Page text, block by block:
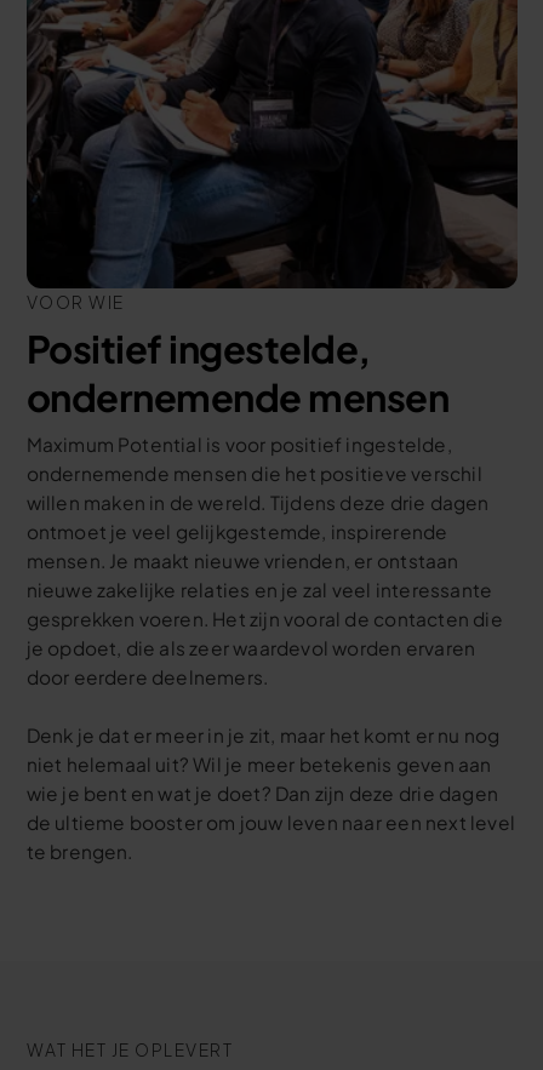
VOOR WIE
Positief ingestelde,
ondernemende mensen
Maximum Potential is voor positief ingestelde,
ondernemende mensen die het positieve verschil
willen maken in de wereld. Tijdens deze drie dagen
ontmoet je veel gelijkgestemde, inspirerende
mensen. Je maakt nieuwe vrienden, er ontstaan
nieuwe zakelijke relaties en je zal veel interessante
gesprekken voeren. Het zijn vooral de contacten die
je opdoet, die als zeer waardevol worden ervaren
door eerdere deelnemers.
Denk je dat er meer in je zit, maar het komt er nu nog
niet helemaal uit? Wil je meer betekenis geven aan
wie je bent en wat je doet? Dan zijn deze drie dagen
de ultieme booster om jouw leven naar een next level
te brengen.
WAT HET JE OPLEVERT